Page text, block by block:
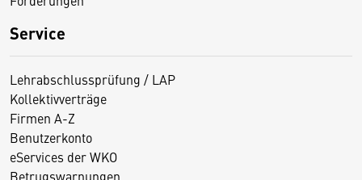
Service
Lehrabschlussprüfung / LAP
Kollektivverträge
Firmen A-Z
Benutzerkonto
eServices der WKO
Betrugswarnungen